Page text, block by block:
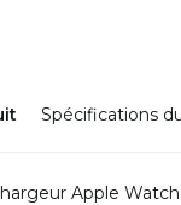
Spécifications
Apple